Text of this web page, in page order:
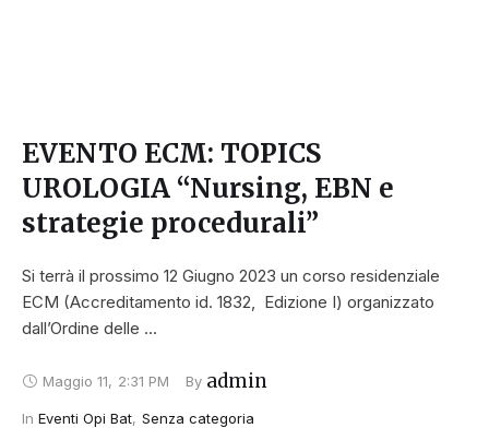
EVENTO ECM: TOPICS
UROLOGIA “Nursing, EBN e
strategie procedurali”
Si terrà il prossimo 12 Giugno 2023 un corso residenziale
ECM (Accreditamento id. 1832, Edizione I) organizzato
dall’Ordine delle …
Maggio 11, 2:31 PM By admin
In Eventi Opi Bat, Senza categoria